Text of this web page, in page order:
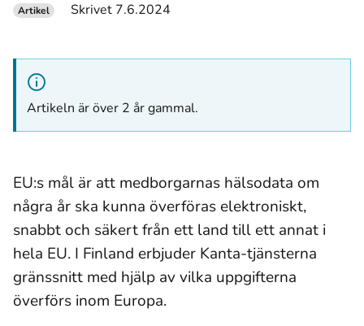
Artikel Skrivet 7.6.2024
Artikeln är över 2 år gammal.
EU:s mål är att medborgarnas hälsodata om
några år ska kunna överföras elektroniskt,
snabbt och säkert från ett land till ett annat i
hela EU. I Finland erbjuder Kanta-tjänsterna
gränssnitt med hjälp av vilka uppgifterna
överförs inom Europa.